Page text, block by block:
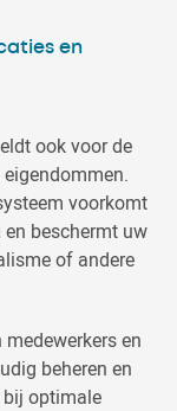
en
ook voor de
voorkomt
beschermt uw
of andere
en
beheren en
bij optimale